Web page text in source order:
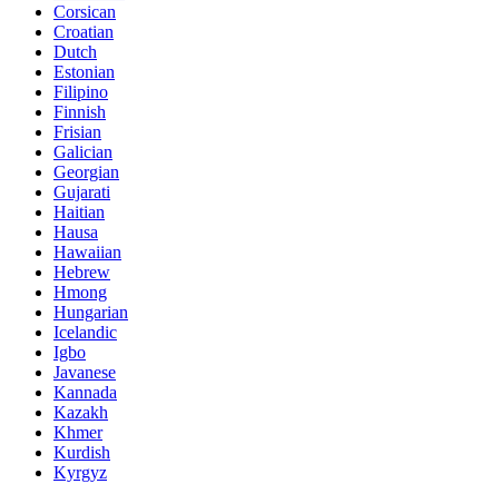
Corsican
Croatian
Dutch
Estonian
Filipino
Finnish
Frisian
Galician
Georgian
Gujarati
Haitian
Hausa
Hawaiian
Hebrew
Hmong
Hungarian
Icelandic
Igbo
Javanese
Kannada
Kazakh
Khmer
Kurdish
Kyrgyz